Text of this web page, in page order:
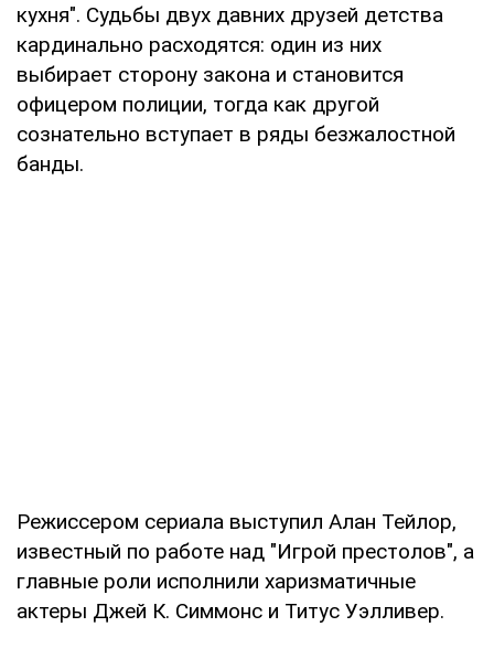
кухня". Судьбы двух давних друзей детства
кардинально расходятся: один из них
выбирает сторону закона и становится
офицером полиции, тогда как другой
сознательно вступает в ряды безжалостной
банды.
Режиссером сериала выступил Алан Тейлор,
известный по работе над "Игрой престолов", а
главные роли исполнили харизматичные
актеры Джей К. Симмонс и Титус Уэлливер.